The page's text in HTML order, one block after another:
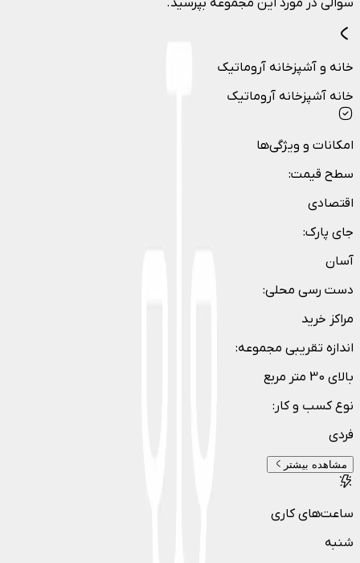
سوالی در مورد این مجموعه بپرسید.
خانه و آشپزخانه آروماتیک
خانه آشپزخانه آروماتیک
امکانات و ویژگی‌ها
سطح قیمت:
اقتصادی
جای پارک:
آسان
دست رسی محلی:
مراکز خرید
اندازه تقریبی مجموعه:
بالای 30 متر مربع
نوع کسب و کار :
فردی
مشاهده بیشتر
ساعت‌های کاری
شنبه